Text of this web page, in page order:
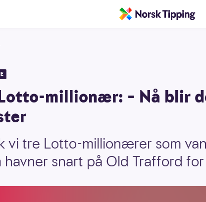
millionær: – Nå blir
vi tre Lotto-millionærer som
havner snart på Old Trafford